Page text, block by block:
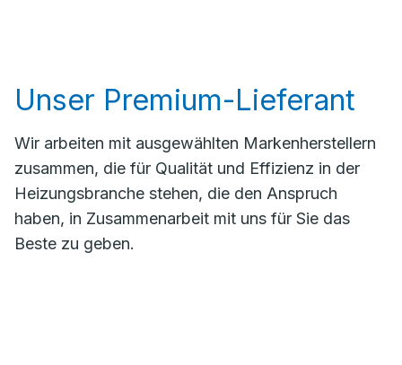
Unser Premium-Lieferant
Wir arbeiten mit ausgewählten Markenherstellern
zusammen, die für Qualität und Effizienz in der
Heizungsbranche stehen, die den Anspruch
haben, in Zusammenarbeit mit uns für Sie das
Beste zu geben.